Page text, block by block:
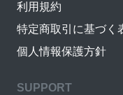
利用規約
特定商取引に基づく
個人情報保護方針
SUPPORT